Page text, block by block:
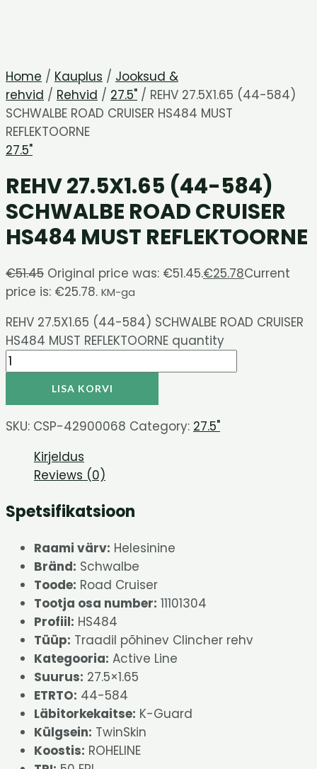
Home / Kauplus / Jooksud &
rehvid / Rehvid / 27.5" / REHV 27.5X1.65 (44-584)
SCHWALBE ROAD CRUISER HS484 MUST
REFLEKTOORNE
27.5"
REHV 27.5X1.65 (44-584)
SCHWALBE ROAD CRUISER
HS484 MUST REFLEKTOORNE
€51.45 Original price was: €51.45.€25.78Current
price is: €25.78. KM-ga
REHV 27.5X1.65 (44-584) SCHWALBE ROAD CRUISER
HS484 MUST REFLEKTOORNE quantity
LISA KORVI
SKU: CSP-42900068 Category: 27.5"
Kirjeldus
Reviews (0)
Spetsifikatsioon
Raami värv: Helesinine
Bränd: Schwalbe
Toode: Road Cruiser
Tootja osa number: 11101304
Profiil: HS484
Tüüp: Traadil põhinev Clincher rehv
Kategooria: Active Line
Suurus: 27.5×1.65
ETRTO: 44-584
Läbitorkekaitse: K-Guard
Külgsein: TwinSkin
Koostis: ROHELINE